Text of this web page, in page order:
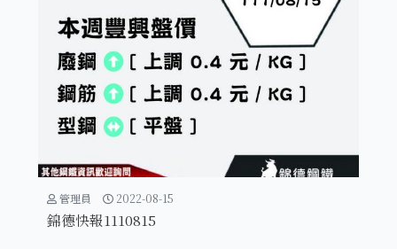
管理員 2022-08-15
錦德快報1110815